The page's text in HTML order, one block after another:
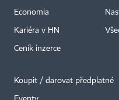
Economia
Kariéra v HN
Ceník inzerce
Koupit / darovat předplatné